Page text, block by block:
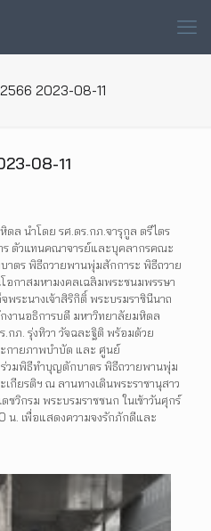
2023-08-11
08-11
ล นำโดย รศ.ดร.กภ.จารุกูล ตรีไตร
ตัวแทนคณาจารย์และบุคลากรคณะ
าตร พิธีถวายพานพุ่มสักการะ พิธีถวาย
อกาสมหามงคลเฉลิมพระชนมพรรษา
พระนางเจ้าสิริกิติ์ พระบรมราชินีนาถ
านอธิการบดี มหาวิทยาลัยมหิดล
.กภ. รุ่งทิวา วัจฉละฐิติ พร้อมด้วย
กายภาพบำบัด และ ศูนย์
วมพิธีทำบุญตักบาตร พิธีถวายพานพุ่ม
กียรติฯ ณ ลานทางเดินพระราชานุสาว
ชวิกรม พระบรมราชชนก ในเช้าวันศุกร์
น. เพื่อแสดงความจงรักภักดีและ